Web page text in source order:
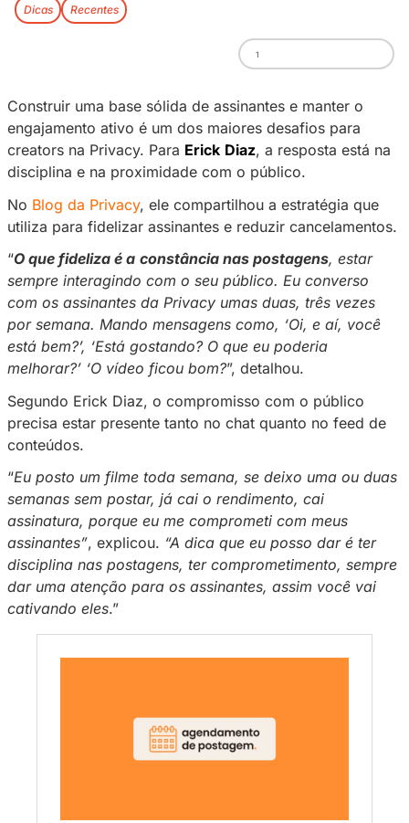
assinantes fiéis e reativar os
expirados na Privacy
creator
Dicas Recentes
1
Construir uma base sólida de assinantes e
engajamento ativo é um dos maiores
creators na Privacy. ParaErick Diaz , a
disciplina e na proximidade com o público.
utiliza para fidelizar assinantes e reduzir
“O que fideliza é a
sempre interagindo com o seu público. Eu
com os assinantes da Privacy umas duas,
por semana. Mando mensagens como, ‘Oi, e
está bem?’, ‘Está gostando? O que eu poderia
melhorar?’ ‘O vídeo ficou bom?”, detalhou.
Segundo Erick Diaz, o compromisso com o
precisa estar presente tanto no chat quanto
Eu posto um filme toda semana, se deixo
semanas sem postar, já cai o rendimento, cai